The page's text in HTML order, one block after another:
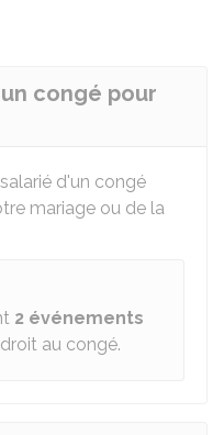
congé pour
d'un congé
mariage ou de la
2 événements
au congé.